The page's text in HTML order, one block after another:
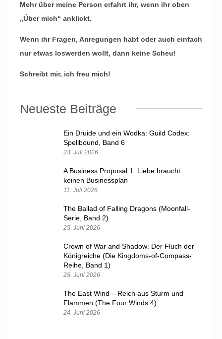
Mehr über meine Person erfahrt ihr, wenn ihr oben
„Über mich“ anklickt.
Wenn ihr Fragen, Anregungen habt oder auch einfach
nur etwas loswerden wollt, dann keine Scheu!
Schreibt mir, ich freu mich!
Neueste Beiträge
Ein Druide und ein Wodka: Guild Codex:
Spellbound, Band 6
23. Juli 2026
A Business Proposal 1: Liebe braucht
keinen Businessplan
11. Juli 2026
The Ballad of Falling Dragons (Moonfall-
Serie, Band 2)
25. Juni 2026
Crown of War and Shadow: Der Fluch der
Königreiche (Die Kingdoms-of-Compass-
Reihe, Band 1)
25. Juni 2026
The East Wind – Reich aus Sturm und
Flammen (The Four Winds 4):
24. Juni 2026